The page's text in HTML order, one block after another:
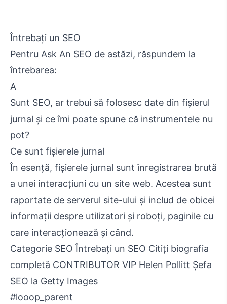
Întrebați un SEO
Pentru Ask An SEO de astăzi, răspundem la
întrebarea:
A
Sunt SEO, ar trebui să folosesc date din fișierul
jurnal și ce îmi poate spune că instrumentele nu
pot?
Ce sunt fișierele jurnal
În esență, fișierele jurnal sunt înregistrarea brută
a unei interacțiuni cu un site web. Acestea sunt
raportate de serverul site-ului și includ de obicei
informații despre utilizatori și roboți, paginile cu
care interacționează și când.
Categorie SEO Întrebați un SEO Citiți biografia
completă CONTRIBUTOR VIP Helen Pollitt Șefa
SEO la Getty Images
#looop_parent